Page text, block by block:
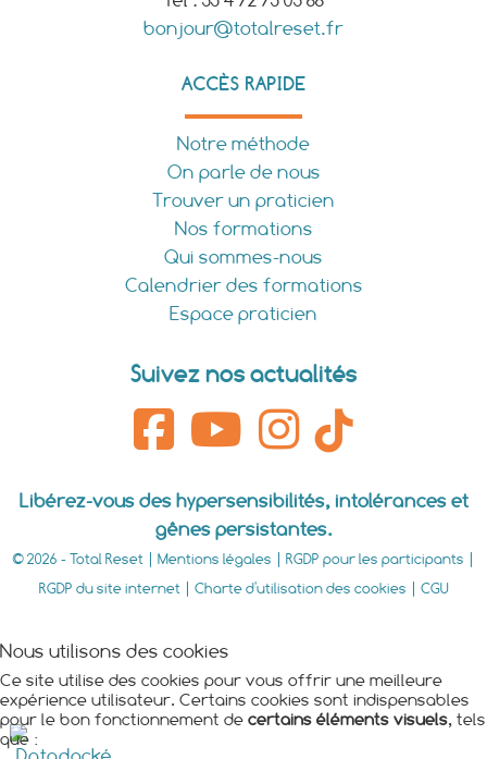
bonjour@totalreset.fr
ACCÈS RAPIDE
Notre méthode
On parle de nous
Trouver un praticien
Nos formations
Qui sommes-nous
Calendrier des formations
Espace praticien
Suivez nos actualités
Libérez-vous des hypersensibilités, intolérances et
gênes persistantes.
© 2026 - Total Reset | Mentions légales RGDP pour les participants
RGDP du site internet
Charte d'utilisation des cookies CGU
Nous utilisons des cookies
Ce site utilise des cookies pour vous offrir une meilleure
expérience utilisateur. Certains cookies sont indispensables
pour le bon fonctionnement de certains éléments visuels, tels
que :